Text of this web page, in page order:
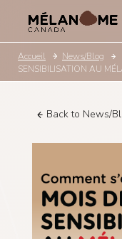
Accueil News/Blog
SENSIBILISATION AU
Back to News/